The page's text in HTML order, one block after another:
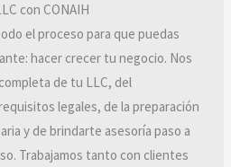
con CONAIH
el proceso para que puedas
hacer crecer tu negocio. Nos
de tu LLC, del
legales, de la preparación
y de brindarte asesoría paso a
Trabajamos tanto con clientes